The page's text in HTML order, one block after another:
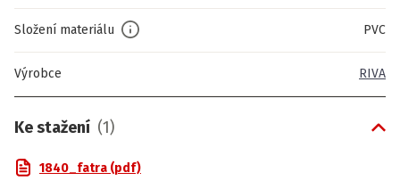
Složení materiálu PVC
Výrobce RIVA
Ke stažení (1)
1840_fatra (pdf)